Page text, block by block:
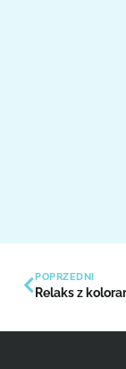
POPRZEDNI